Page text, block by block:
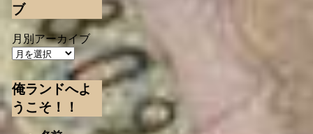
ブ
月別アーカイブ
俺ランドへよ
うこそ！！